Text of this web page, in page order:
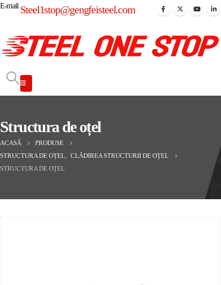
E-mail Steel1stop@gengfeisteel.com
Structura de oțel
ACASĂ
PRODUSE
STRUCTURA DE OȚEL
CLĂDIREA STRUCTURII DE OȚEL
STRUCTURA DE OȚEL